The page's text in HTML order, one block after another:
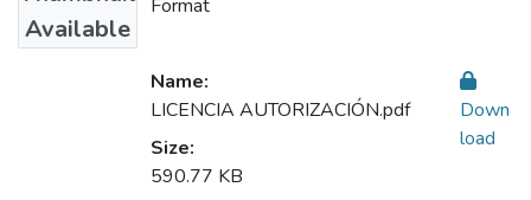
Available
Format
Name:
LICENCIA AUTORIZACIÓN.pdf
Size:
590.77 KB
Down
load